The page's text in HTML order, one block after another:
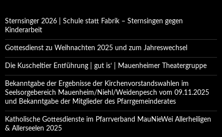
Sternsinger 2026 | Schule statt Fabrik – Sternsingen gegen
Kinderarbeit
Gottesdienst zu Weihnachten 2025 und zum Jahreswechsel
Die Kuscheltier Entführung | gut is‘ | Mauenheimer Theatergruppe
Bekanntgabe der Ergebnisse der Kirchenvorstandswahlen im
Seelsorgebereich Mauenheim/Niehl/Weidenpesch vom 09.11.2025
und Bekanntgabe der Mitglieder des Pfarrgemeinderates
Katholische Gottesdienste im Pfarrverband MauNieWei Allerheiligen
& Allerseelen 2025